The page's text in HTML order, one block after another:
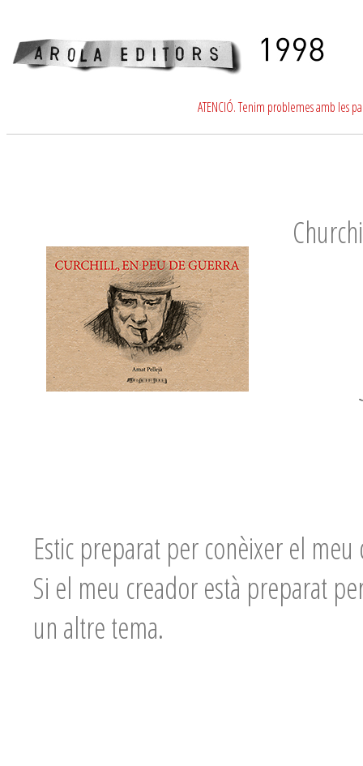
ATENCIÓ. Tenim problemes amb les
Estic preparat per conèixer el
Si el meu creador està preparat
un altre tema.